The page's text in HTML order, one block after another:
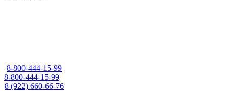
8-800-444-15-99
8-800-444-15-99
8 (922) 660-66-76